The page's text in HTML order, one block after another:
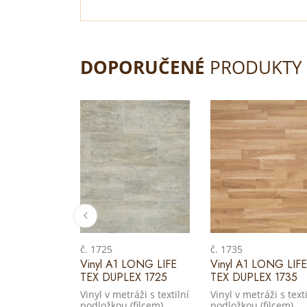
DOPORUČENÉ PRODUKTY
č. 1725
Vinyl A1 LONG LIFE
TEX DUPLEX 1725
Vinyl v metráži s textilní
č. 1735
Vinyl A1 LONG LIFE
TEX DUPLEX 1735
Vinyl v metráži s